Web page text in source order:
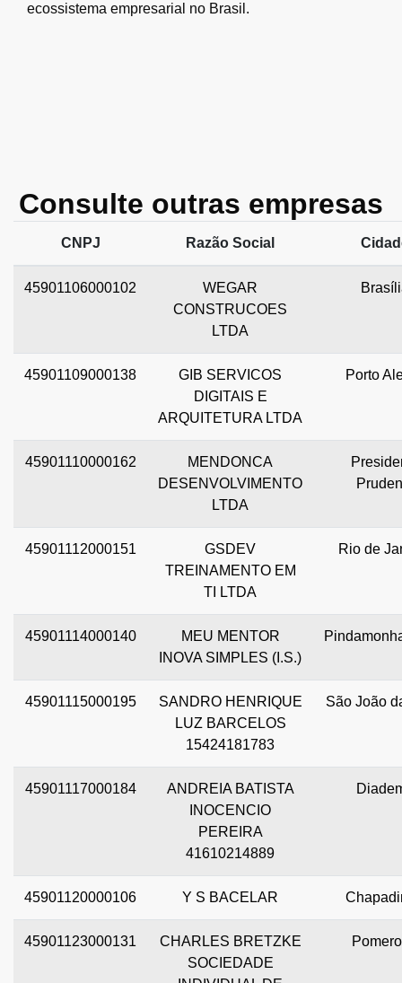
ecossistema empresarial no Brasil.
Consulte outras empresas
CNPJ Razão Social
45901106000102
WEGAR
CONSTRUCOES
LTDA
45901109000138
GIB SERVICOS
DIGITAIS E
ARQUITETURA LTDA
Porto
45901110000162
MENDONCA
DESENVOLVIMENTO
LTDA
45901112000151
GSDEV
TREINAMENTO EM
TI LTDA
Rio de
45901114000140
MEU MENTOR
INOVA SIMPLES (I.S.)
45901115000195
SANDRO HENRIQUE
LUZ BARCELOS
15424181783
São João
45901117000184
ANDREIA BATISTA
INOCENCIO
PEREIRA
41610214889
45901120000106 Y S BACELAR
45901123000131
CHARLES BRETZKE
SOCIEDADE